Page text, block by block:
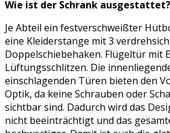
Wie ist der Schrank ausgestattet?
Je Abteil ein festverschweißter
eine Kleiderstange mit 3
Doppelschiebehaken. Flügeltür mit
Lüftungsschlitzen. Die
einschlagenden Türen bieten den
Optik, da keine Schrauben oder
sichtbar sind. Dadurch wird das
nicht beeinträchtigt und das